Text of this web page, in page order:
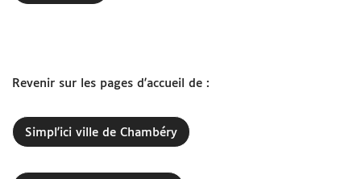
Revenir sur les pages d'accueil de :
Simpl'ici ville de Chambéry